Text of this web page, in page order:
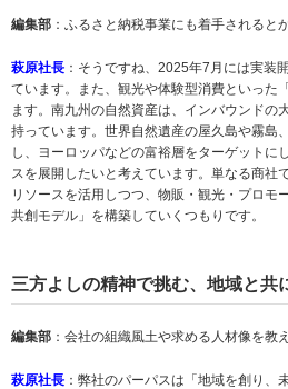
編集部 ：ふるさと納税事業にも着手されると
萩原社長 ：そうですね、2025年7月には実装
ています。また、観光や体験型消費といった
ます。南九州の自然資産は、インバウンドの
持っています。世界自然遺産の屋久島や霧島
し、ヨーロッパなどの富裕層をターゲットに
スを展開したいと考えています。単なる商社
リソースを活用しつつ、物販・観光・プロモ
共創モデル」を構築していくつもりです。
三方よしの精神で挑む、地域と共
編集部 ：会社の組織風土や求める人材像を教
萩原社長 ：弊社のパーパスは「地域を創り、